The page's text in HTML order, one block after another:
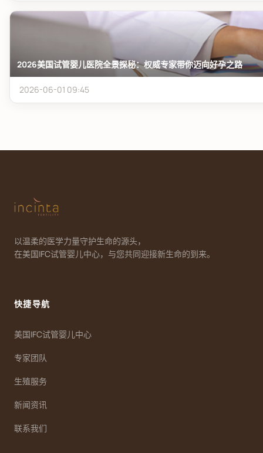
2026美国试管婴儿医院全景探秘：权威专家带你迈向好孕之路
2026-06-01 09:45
以温柔的医学力量守护生命的源头，
在美国IFC试管婴儿中心，与您共同迎接新生命的到来。
快捷导航
美国IFC试管婴儿中心
专家团队
生殖服务
新闻资讯
联系我们